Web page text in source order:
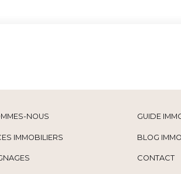
NOUS
IMMOBILIERS
GUIDE
BLOG
CONTACT